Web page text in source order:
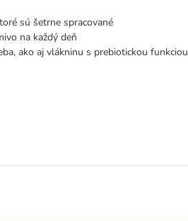
sú šetrne spracované
na každý deň
ako aj vlákninu s prebiotickou funkciou